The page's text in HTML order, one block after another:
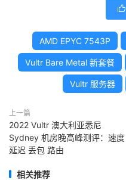

AMD EPYC 7543P
Vultr Bare Metal 新套餐
Vultr 服务器
上一篇
2022 Vultr 澳大利亚悉尼
Sydney 机房晚高峰测评：速度
延迟 丢包 路由
相关推荐